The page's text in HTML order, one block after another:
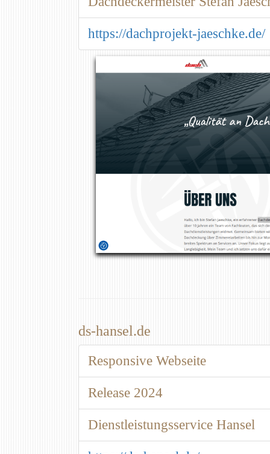
https://dachprojekt-jaeschke.de/
ds-hansel.de
Responsive Webseite
Release 2024
Dienstleistungsservice Hansel